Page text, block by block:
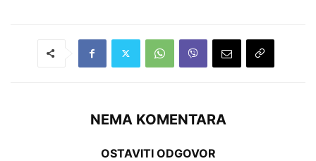
NEMA KOMENTARA
OSTAVITI ODGOVOR